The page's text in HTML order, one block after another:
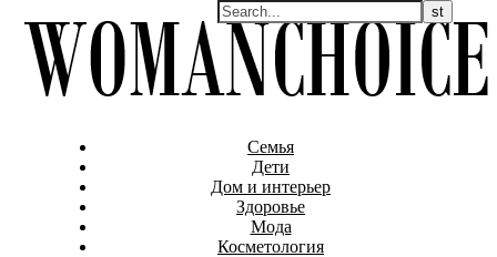
Семья
Дети
Дом и интерьер
Здоровье
Мода
Косметология